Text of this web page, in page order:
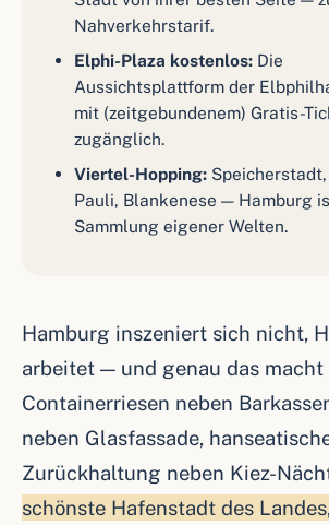
Nahverkehrstarif.
Elphi-Plaza kostenlos: Die
Aussichtsplattform der
mit (zeitgebundenem) Gratis-
zugänglich.
Viertel-Hopping:
Pauli, Blankenese — Hamburg
Sammlung eigener Welten.
Hamburg inszeniert sich nicht,
arbeitet — und genau das macht
Containerriesen neben
neben Glasfassade,
Zurückhaltung neben Kiez-
schönste Hafenstadt des